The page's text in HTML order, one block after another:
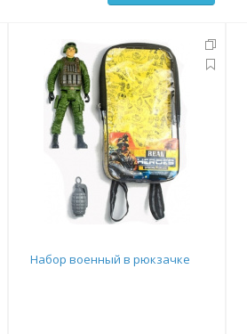
Набор военный в рюкзачке